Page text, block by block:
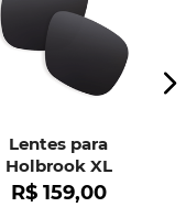
Lentes para
Holbrook XL
R$ 159,00